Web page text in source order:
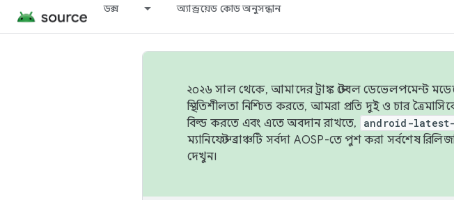
ডক্স অ্যান্ড্রয়েড কোড অনুসন্ধান
২০২৬ সাল থেকে, আমাদের ট্রাঙ্ক স্টেবল ডেভেলপমেন্ট
স্থিতিশীলতা নিশ্চিত করতে, আমরা প্রতি দুই ও চার
বিল্ড করতে এবং এতে অবদান রাখতে,
android-
ম্যানিফেস্ট ব্রাঞ্চটি সর্বদা AOSP-তে পুশ করা সর্বশেষ
দেখুন।